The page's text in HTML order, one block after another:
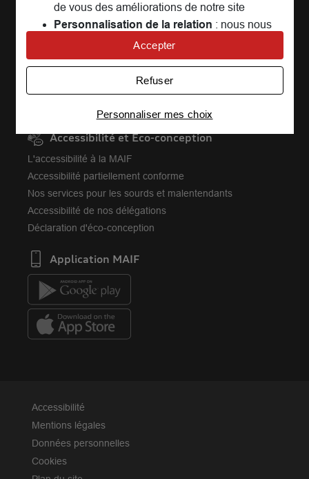
Par téléphone
Par langue des signes ou transcription
Par e-mail (réclamations, difficultés de connexion Espace
Accessibilité et Eco-conception
L'accessibilité à la MAIF
Accessibilité partiellement conforme
Nos services pour les sourds et malentendants
Accessibilité de nos délégations
Déclaration d'éco-conception
Application MAIF
Accessibilité
Mentions légales
Données personnelles
Cookies
de vous des améliorations de notre site
Personnalisation de la relation : nous nous
et personnaliser nos offres
Univers publicitaire: nous utilisons avec nos
partenaires des cookies pour afficher des
publicités personnalisées
Connaître notre politique cookies et la liste de nos
partenaires
Personnaliser mes choix
Refuser
Accepter